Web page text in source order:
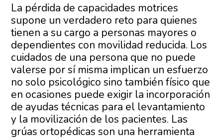
La pérdida de capacidades motrices
supone un verdadero reto para quienes
tienen a su cargo a personas mayores o
dependientes con movilidad reducida. Los
cuidados de una persona que no puede
valerse por sí misma implican un esfuerzo
no solo psicológico sino también físico que
en ocasiones puede exigir la incorporación
de ayudas técnicas para el levantamiento
y la movilización de los pacientes. Las
grúas ortopédicas son una herramienta